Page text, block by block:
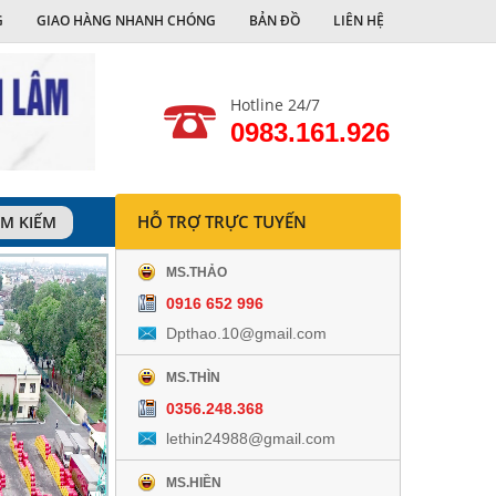
GIAO HÀNG NHANH CHÓNG BẢN ĐỒ LIÊN HỆ
Hotline 24/7
0983.161.926
KIẾM HỖ TRỢ TRỰC TUYẾN
MS.THẢO
0916 652 996
Dpthao.10@gmail.com
MS.THÌN
0356.248.368
lethin24988@gmail.com
MS.HIỀN